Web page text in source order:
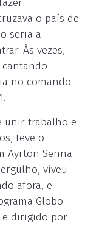
o país de
seria a
Às vezes,
no comando
unir trabalho e
teve o
Ayrton Senna
viveu
afora, e
Globo
e dirigido por